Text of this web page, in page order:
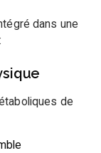
dans une
de